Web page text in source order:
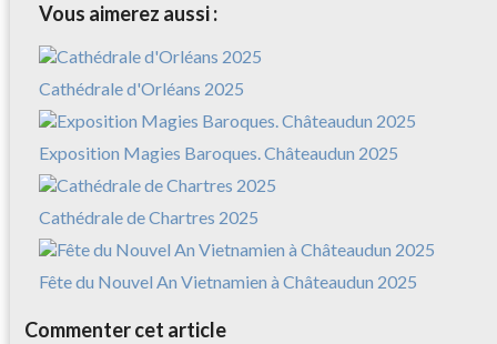
Vous aimerez aussi :
Cathédrale d'Orléans 2025
Exposition Magies Baroques. Châteaudun 2025
Cathédrale de Chartres 2025
Fête du Nouvel An Vietnamien à Châteaudun 2025
Commenter cet article